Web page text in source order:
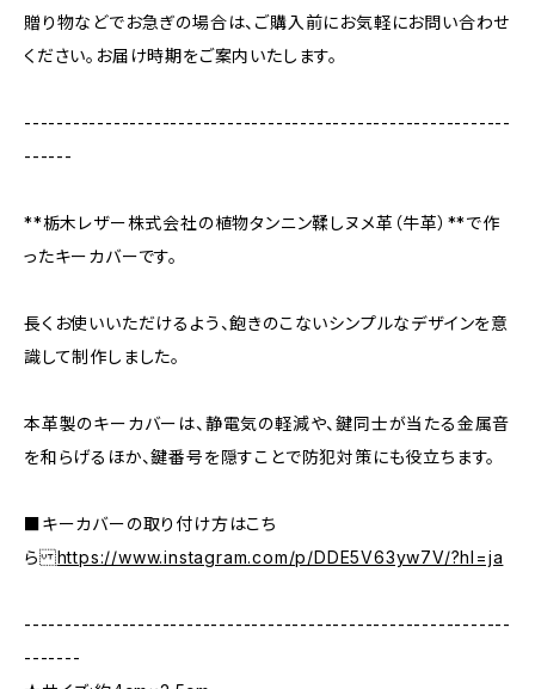
贈り物などでお急ぎの場合は、ご購入前にお気軽にお問い合わせ
ください。お届け時期をご案内いたします。
------------------------------------------------------------
------
**栃木レザー株式会社の植物タンニン鞣しヌメ革（牛革）**で作
ったキーカバーです。
長くお使いいただけるよう、飽きのこないシンプルなデザインを意
識して制作しました。
本革製のキーカバーは、静電気の軽減や、鍵同士が当たる金属音
を和らげるほか、鍵番号を隠すことで防犯対策にも役立ちます。
■キーカバーの取り付け方はこち
らhttps://www.instagram.com/p/DDE5V63yw7V/?hl=ja
------------------------------------------------------------
-------